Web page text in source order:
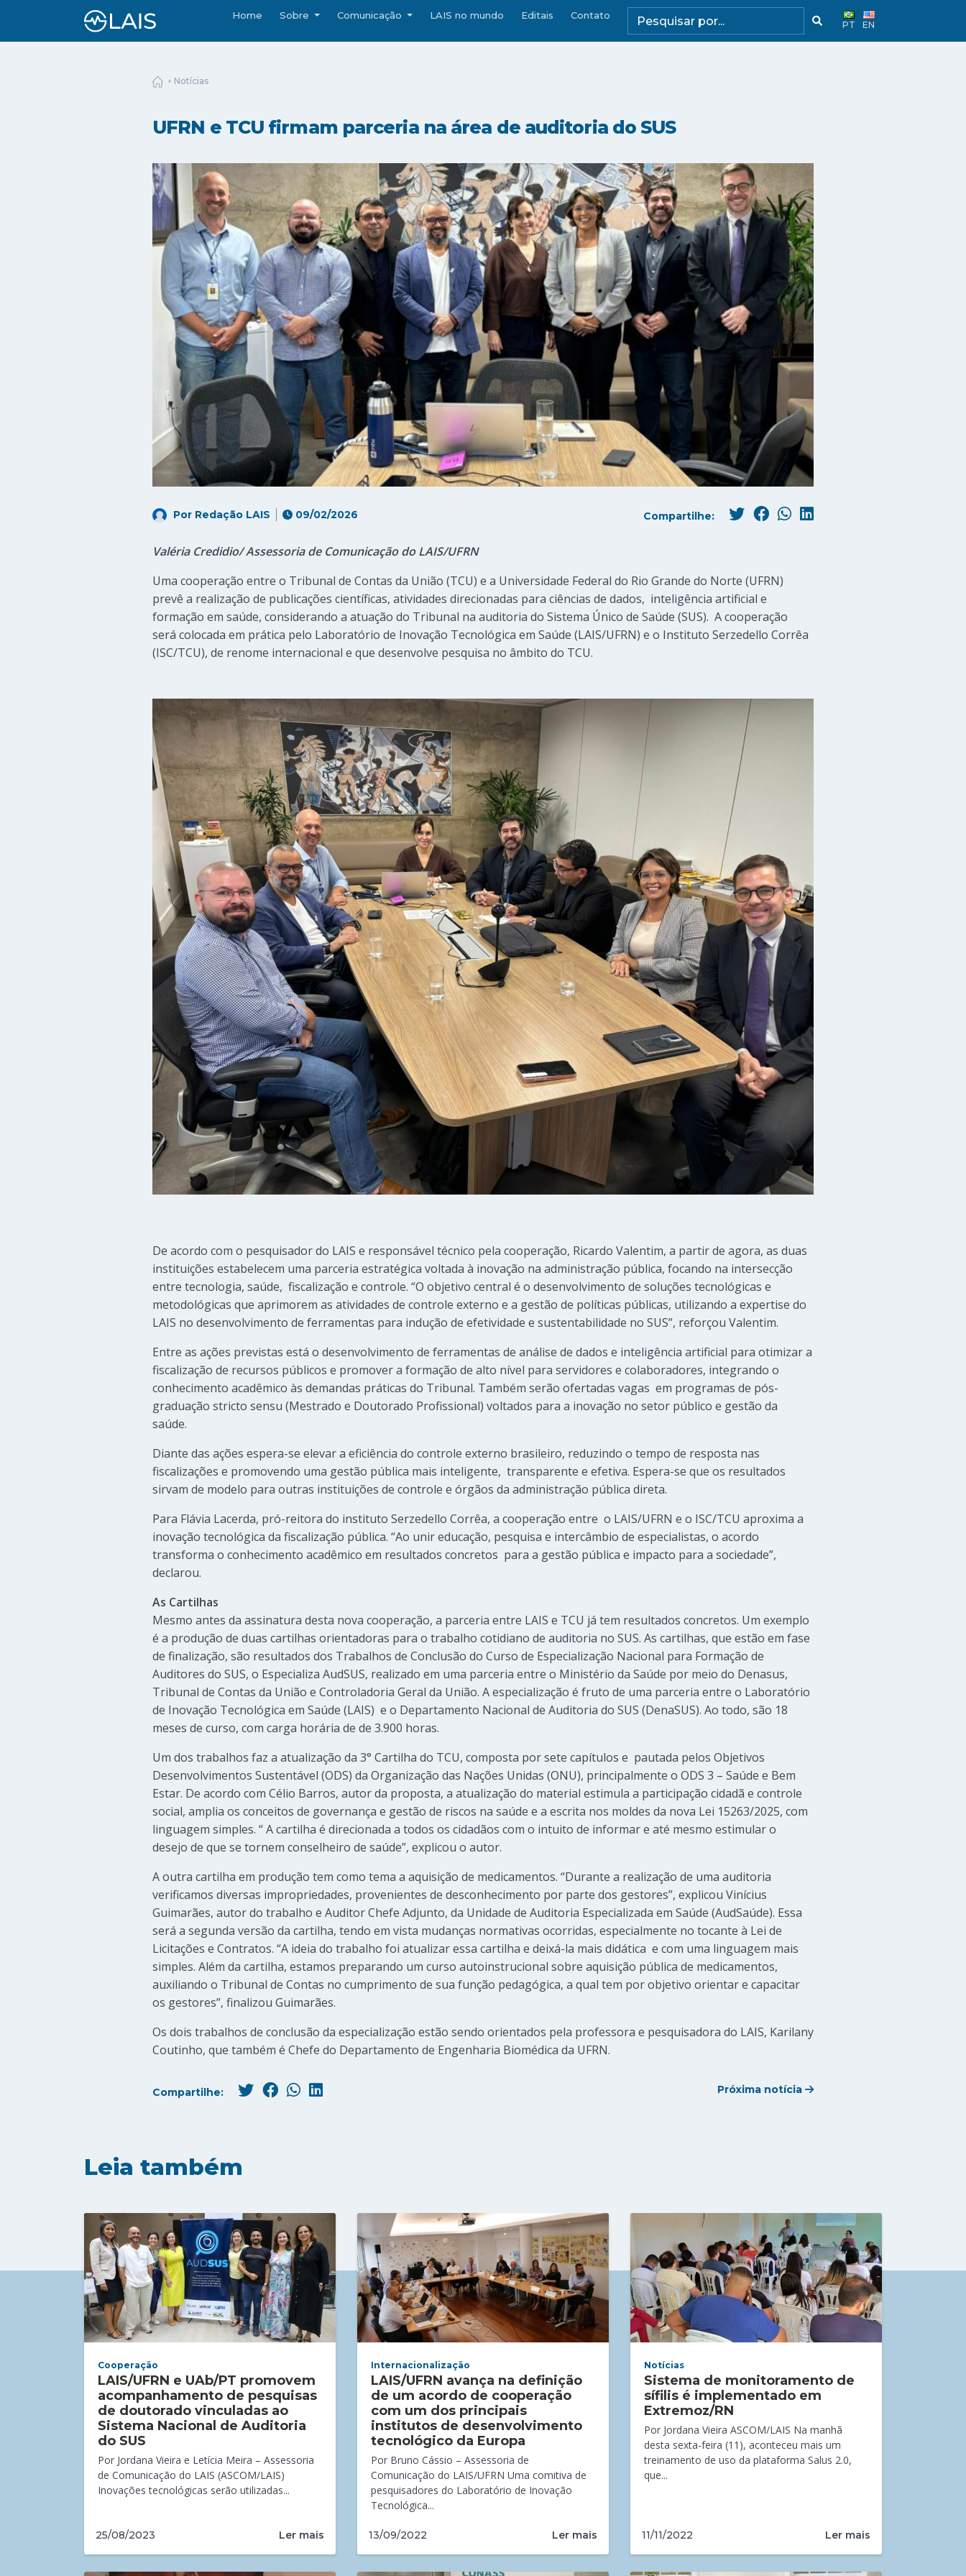
Home Sobre Comunicação LAIS no mundo Editais Contato
PT EN
Notícias
UFRN e TCU firmam parceria na área de auditoria do SUS
Por Redação LAIS 09/02/2026 Compartilhe:
Valéria Credidio/ Assessoria de Comunicação do LAIS/UFRN
Uma cooperação entre o Tribunal de Contas da União (TCU) e a Universidade Federal do Rio Grande do Norte (UFRN)
prevê a realização de publicações científicas, atividades direcionadas para ciências de dados, inteligência artificial e
formação em saúde, considerando a atuação do Tribunal na auditoria do Sistema Único de Saúde (SUS). A cooperação
será colocada em prática pelo Laboratório de Inovação Tecnológica em Saúde (LAIS/UFRN) e o Instituto Serzedello Corrêa
(ISC/TCU), de renome internacional e que desenvolve pesquisa no âmbito do TCU.
De acordo com o pesquisador do LAIS e responsável técnico pela cooperação, Ricardo Valentim, a partir de agora, as duas
instituições estabelecem uma parceria estratégica voltada à inovação na administração pública, focando na intersecção
entre tecnologia, saúde, fiscalização e controle. “O objetivo central é o desenvolvimento de soluções tecnológicas e
metodológicas que aprimorem as atividades de controle externo e a gestão de políticas públicas, utilizando a expertise do
LAIS no desenvolvimento de ferramentas para indução de efetividade e sustentabilidade no SUS”, reforçou Valentim.
Entre as ações previstas está o desenvolvimento de ferramentas de análise de dados e inteligência artificial para otimizar a
fiscalização de recursos públicos e promover a formação de alto nível para servidores e colaboradores, integrando o
conhecimento acadêmico às demandas práticas do Tribunal. Também serão ofertadas vagas em programas de pós-
graduação stricto sensu (Mestrado e Doutorado Profissional) voltados para a inovação no setor público e gestão da
saúde.
Diante das ações espera-se elevar a eficiência do controle externo brasileiro, reduzindo o tempo de resposta nas
fiscalizações e promovendo uma gestão pública mais inteligente, transparente e efetiva. Espera-se que os resultados
sirvam de modelo para outras instituições de controle e órgãos da administração pública direta.
Para Flávia Lacerda, pró-reitora do instituto Serzedello Corrêa, a cooperação entre o LAIS/UFRN e o ISC/TCU aproxima a
inovação tecnológica da fiscalização pública. “Ao unir educação, pesquisa e intercâmbio de especialistas, o acordo
transforma o conhecimento acadêmico em resultados concretos para a gestão pública e impacto para a sociedade”,
declarou.
As Cartilhas
Mesmo antes da assinatura desta nova cooperação, a parceria entre LAIS e TCU já tem resultados concretos. Um exemplo
é a produção de duas cartilhas orientadoras para o trabalho cotidiano de auditoria no SUS. As cartilhas, que estão em fase
de finalização, são resultados dos Trabalhos de Conclusão do Curso de Especialização Nacional para Formação de
Auditores do SUS, o Especializa AudSUS, realizado em uma parceria entre o Ministério da Saúde por meio do Denasus,
Tribunal de Contas da União e Controladoria Geral da União. A especialização é fruto de uma parceria entre o Laboratório
de Inovação Tecnológica em Saúde (LAIS) e o Departamento Nacional de Auditoria do SUS (DenaSUS). Ao todo, são 18
meses de curso, com carga horária de de 3.900 horas.
Um dos trabalhos faz a atualização da 3° Cartilha do TCU, composta por sete capítulos e pautada pelos Objetivos
Desenvolvimentos Sustentável (ODS) da Organização das Nações Unidas (ONU), principalmente o ODS 3 – Saúde e Bem
Estar. De acordo com Célio Barros, autor da proposta, a atualização do material estimula a participação cidadã e controle
social, amplia os conceitos de governança e gestão de riscos na saúde e a escrita nos moldes da nova Lei 15263/2025, com
linguagem simples. “ A cartilha é direcionada a todos os cidadãos com o intuito de informar e até mesmo estimular o
desejo de que se tornem conselheiro de saúde”, explicou o autor.
A outra cartilha em produção tem como tema a aquisição de medicamentos. “Durante a realização de uma auditoria
verificamos diversas impropriedades, provenientes de desconhecimento por parte dos gestores”, explicou Vinícius
Guimarães, autor do trabalho e Auditor Chefe Adjunto, da Unidade de Auditoria Especializada em Saúde (AudSaúde). Essa
será a segunda versão da cartilha, tendo em vista mudanças normativas ocorridas, especialmente no tocante à Lei de
Licitações e Contratos. “A ideia do trabalho foi atualizar essa cartilha e deixá-la mais didática e com uma linguagem mais
simples. Além da cartilha, estamos preparando um curso autoinstrucional sobre aquisição pública de medicamentos,
auxiliando o Tribunal de Contas no cumprimento de sua função pedagógica, a qual tem por objetivo orientar e capacitar
os gestores”, finalizou Guimarães.
Os dois trabalhos de conclusão da especialização estão sendo orientados pela professora e pesquisadora do LAIS, Karilany
Coutinho, que também é Chefe do Departamento de Engenharia Biomédica da UFRN.
Compartilhe: Próxima notícia
Leia também
Cooperação
LAIS/UFRN e UAb/PT promovem
acompanhamento de pesquisas
de doutorado vinculadas ao
Sistema Nacional de Auditoria
do SUS
Por Jordana Vieira e Letícia Meira – Assessoria
de Comunicação do LAIS (ASCOM/LAIS)
Inovações tecnológicas serão utilizadas...
25/08/2023 Ler mais
Internacionalização
LAIS/UFRN avança na definição
de um acordo de cooperação
com um dos principais
institutos de desenvolvimento
tecnológico da Europa
Por Bruno Cássio – Assessoria de
Comunicação do LAIS/UFRN Uma comitiva de
pesquisadores do Laboratório de Inovação
Tecnológica...
13/09/2022 Ler mais
Notícias
Sistema de monitoramento de
sífilis é implementado em
Extremoz/RN
Por Jordana Vieira ASCOM/LAIS Na manhã
desta sexta-feira (11), aconteceu mais um
treinamento de uso da plataforma Salus 2.0,
que...
11/11/2022 Ler mais